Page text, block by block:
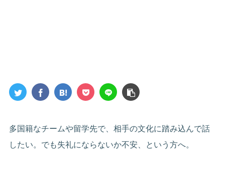
多国籍なチームや留学先で、相手の文化に踏み込んで話
したい。でも失礼にならないか不安、という方へ。